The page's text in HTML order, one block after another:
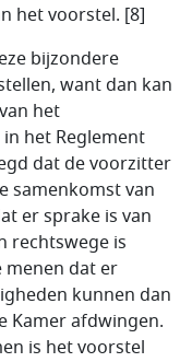
het voorstel. [8]
bijzondere
want dan kan
het
het Reglement
dat de voorzitter
samenkomst van
er sprake is van
rechtswege is
menen dat er
kunnen dan
Kamer afdwingen.
is het voorstel